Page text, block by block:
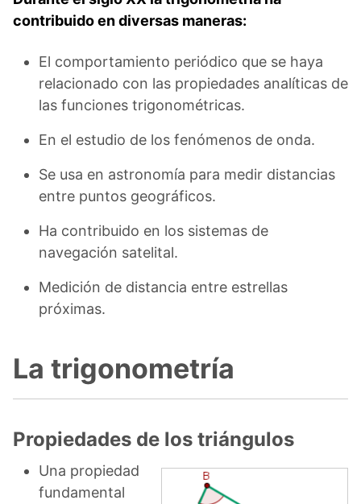
contribuido en diversas maneras:
El comportamiento periódico que se haya
relacionado con las propiedades analíticas de
las funciones trigonométricas.
En el estudio de los fenómenos de onda.
Se usa en astronomía para medir distancias
entre puntos geográficos.
Ha contribuido en los sistemas de
navegación satelital.
Medición de distancia entre estrellas
próximas.
La trigonometría
Propiedades de los triángulos
Una propiedad
fundamental